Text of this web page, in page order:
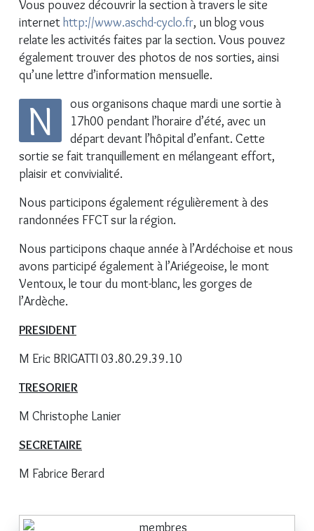
Vous pouvez découvrir la section à travers le site
internet http://www.aschd-cyclo.fr, un blog vous
relate les activités faites par la section. Vous pouvez
également trouver des photos de nos sorties, ainsi
qu’une lettre d’information mensuelle.
N
ous organisons chaque mardi une sortie à
17h00 pendant l’horaire d’été, avec un
départ devant l’hôpital d’enfant. Cette
sortie se fait tranquillement en mélangeant effort,
plaisir et convivialité.
Nous participons également régulièrement à des
randonnées FFCT sur la région.
Nous participons chaque année à l’Ardéchoise et nous
avons participé également à l’Ariégeoise, le mont
Ventoux, le tour du mont-blanc, les gorges de
l’Ardèche.
PRESIDENT
M Eric BRIGATTI 03.80.29.39.10
TRESORIER
M Christophe Lanier
SECRETAIRE
M Fabrice Berard